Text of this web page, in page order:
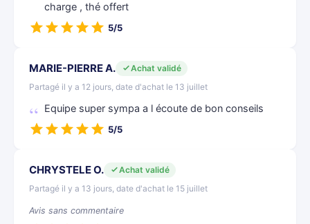
charge , thé offert
5/5
MARIE-PIERRE A.
Achat validé
Partagé il y a 12 jours, date d'achat le 13 juillet
Equipe super sympa a l écoute de bon conseils
5/5
CHRYSTELE O.
Achat validé
Partagé il y a 13 jours, date d'achat le 15 juillet
Avis sans commentaire